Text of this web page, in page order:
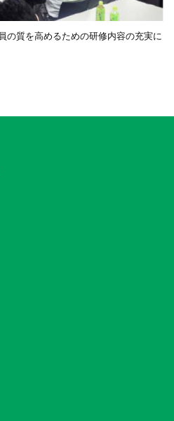
の質を高めるための研修内容の充実に